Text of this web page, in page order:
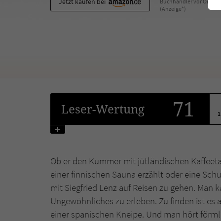
(Anzeige*)
Leser-Wertung 71
1
Ob er den Kummer mit jütländischen
einer finnischen Sauna erzählt oder eine
mit Siegfried Lenz auf Reisen zu gehen.
Ungewöhnliches zu erleben. Zu finden ist es
einer spanischen Kneipe. Und man hört